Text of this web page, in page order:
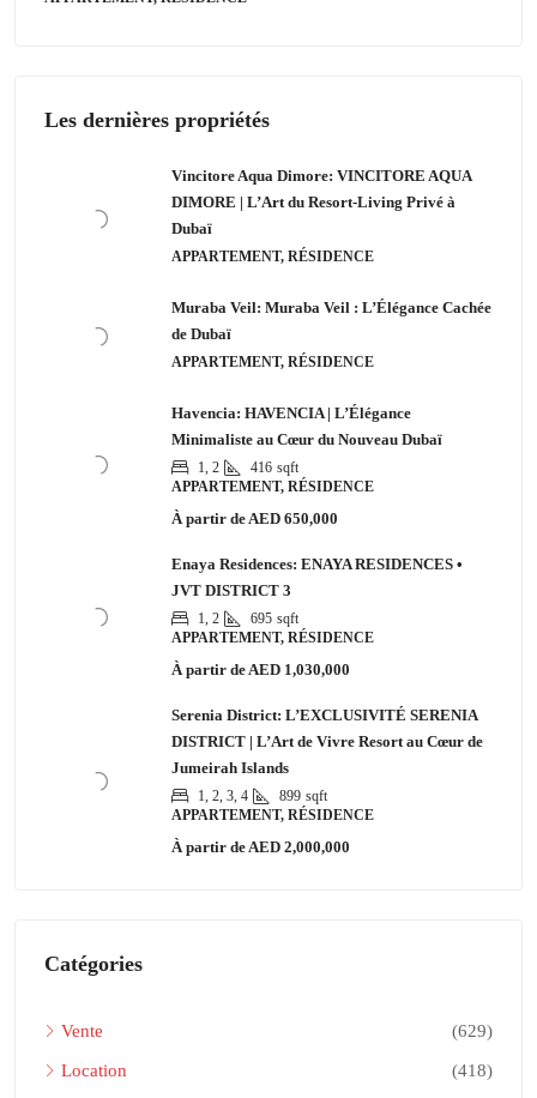
Les dernières propriétés
Vincitore Aqua Dimore: VINCITORE AQUA
DIMORE | L’Art du Resort-Living Privé à
Dubaï
APPARTEMENT, RÉSIDENCE
Muraba Veil: Muraba Veil : L’Élégance Cachée
de Dubaï
APPARTEMENT, RÉSIDENCE
Havencia: HAVENCIA | L’Élégance
Minimaliste au Cœur du Nouveau Dubaï
1, 2 416 sqft
APPARTEMENT, RÉSIDENCE
À partir de AED 650,000
Enaya Residences: ENAYA RESIDENCES •
JVT DISTRICT 3
1, 2 695 sqft
APPARTEMENT, RÉSIDENCE
À partir de AED 1,030,000
Serenia District: L’EXCLUSIVITÉ SERENIA
DISTRICT | L’Art de Vivre Resort au Cœur de
Jumeirah Islands
1, 2, 3, 4 899 sqft
APPARTEMENT, RÉSIDENCE
À partir de AED 2,000,000
Catégories
Vente (629)
Location (418)